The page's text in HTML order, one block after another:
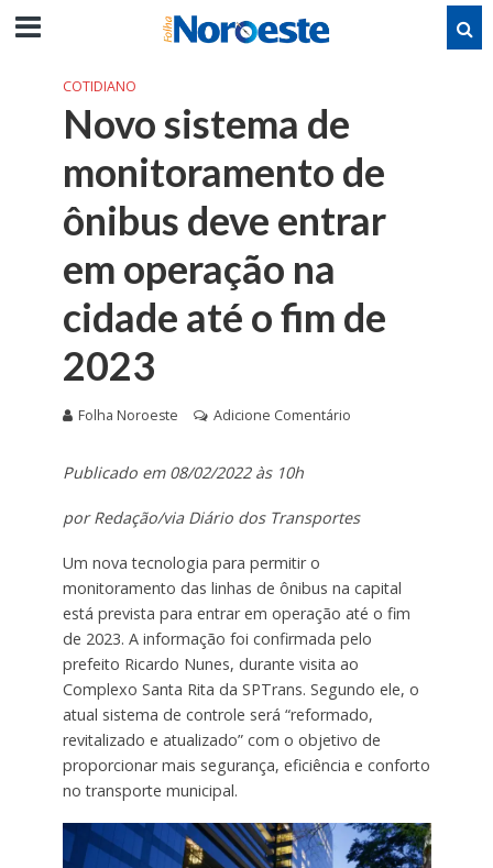
COTIDIANO
Novo sistema de
monitoramento de
ônibus deve entrar
em operação na
cidade até o fim de
2023
Folha Noroeste Adicione Comentário
Publicado em 08/02/2022 às 10h
por Redação/via Diário dos Transportes
Um nova tecnologia para permitir o
monitoramento das linhas de ônibus na capital
está prevista para entrar em operação até o fim
de 2023. A informação foi confirmada pelo
prefeito Ricardo Nunes, durante visita ao
Complexo Santa Rita da SPTrans. Segundo ele, o
atual sistema de controle será “reformado,
revitalizado e atualizado” com o objetivo de
proporcionar mais segurança, eficiência e conforto
no transporte municipal.